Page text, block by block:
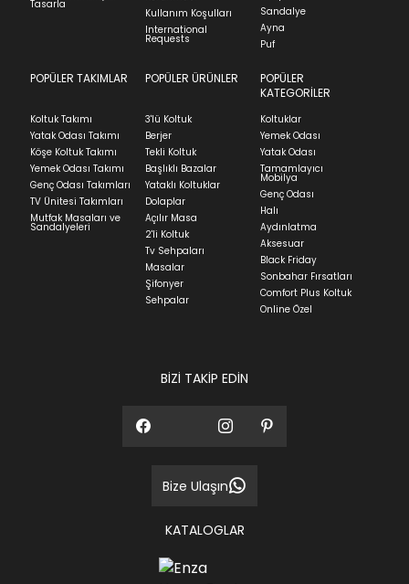
Stock moves super-fast. This look-up is an
indication of where stock might be available but
we can't guarantee it'll be there for long.
kullanılmamış olması gerekmektedir.
İade ve Değişim bölümünü ziyaret ediniz.
Teslimat
Ev tekstili siparişlerinizin kargoya verilme süresi
ortalama 5-24 iş günüdür.
Yatak siparişlerinizin teslim süresi yaşadığınız şehre
ve ürünün stok durumuna göre ortalama 5-24 iş
günüdür.
Panel ve Döşeme grubu ürün siparişlerinizin teslim
süresi yaşadığınız şehre ve ürünün stok durumuna
göre ortalama 30-45 iş günüdür.
Siparişlerim bölümünden sürecinizi takip edebilirsiniz.
Sıkça Sorulan Sorularbölümünü ziyaret
Tasarla
Kullanım Koşulları
International
Requests
Sandalye
Ayna
Puf
POPÜLER TAKIMLAR
Koltuk Takımı
Yatak Odası Takımı
Köşe Koltuk Takımı
Yemek Odası Takımı
Genç Odası Takımları
TV Ünitesi Takımları
Mutfak Masaları ve
Sandalyeleri
POPÜLER ÜRÜNLER
3'lü Koltuk
Berjer
Tekli Koltuk
Başlıklı Bazalar
Yataklı Koltuklar
Dolaplar
Açılır Masa
2'li Koltuk
Tv Sehpaları
Masalar
Şifonyer
Sehpalar
POPÜLER
KATEGORİLER
Koltuklar
Yemek Odası
Yatak Odası
Tamamlayıcı
Mobilya
Genç Odası
Halı
Aydınlatma
Aksesuar
Black Friday
Sonbahar Fırsatları
Comfort Plus Koltuk
Online Özel
BİZİ TAKİP EDİN
Bize Ulaşın
KATALOGLAR